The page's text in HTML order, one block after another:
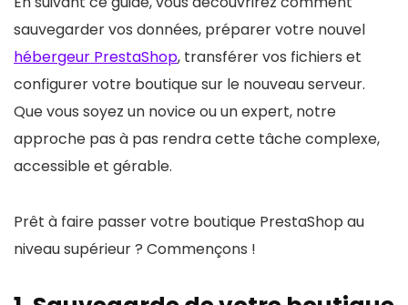
sauvegarder vos données, préparer votre nouvel
hébergeur PrestaShop, transférer vos fichiers et
configurer votre boutique sur le nouveau serveur.
Que vous soyez un novice ou un expert, notre
approche pas à pas rendra cette tâche complexe,
accessible et gérable.
Prêt à faire passer votre boutique PrestaShop au
niveau supérieur ? Commençons !